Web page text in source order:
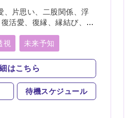
、片思い、二股関係、浮
活愛、復縁、縁結び、縁
、離婚、親子、家族、人
康、ペット、物探し
視 未来予知
はこちら
待機スケジュール